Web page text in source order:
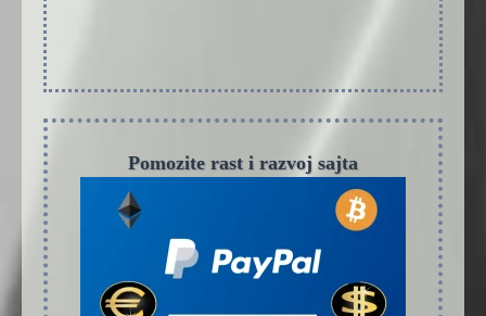
Pomozite rast i razvoj sajta